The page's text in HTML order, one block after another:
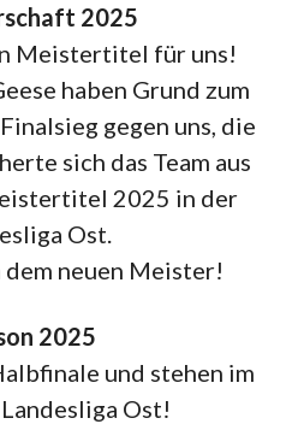
2025
Meistertitel für uns!
haben Grund zum
gegen uns, die
sich das Team aus
2025 in der
Ost.
neuen Meister!
2025
und stehen im
Ost!